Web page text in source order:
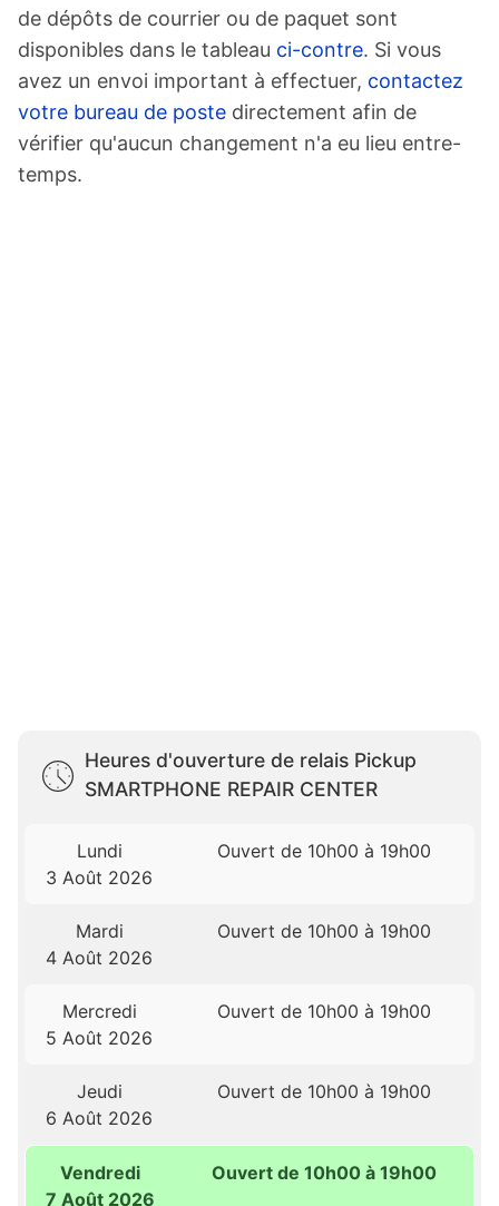
de dépôts de courrier ou de paquet sont
disponibles dans le tableau ci-contre. Si vous
avez un envoi important à effectuer, contactez
votre bureau de poste directement afin de
vérifier qu'aucun changement n'a eu lieu entre-
temps.
Heures d'ouverture de relais Pickup
SMARTPHONE REPAIR CENTER
Lundi
3 Août 2026
Ouvert de 10h00 à 19h00
Mardi
4 Août 2026
Ouvert de 10h00 à 19h00
Mercredi
5 Août 2026
Ouvert de 10h00 à 19h00
Jeudi
6 Août 2026
Ouvert de 10h00 à 19h00
Vendredi
7 Août 2026
Ouvert de 10h00 à 19h00